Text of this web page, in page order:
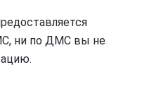
ни по ДМС вы не